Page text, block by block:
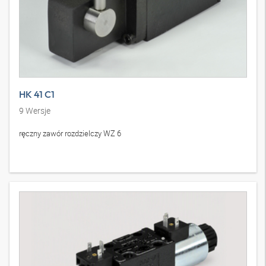
HK 41 C1
9 Wersje
ręczny zawór rozdzielczy WZ 6